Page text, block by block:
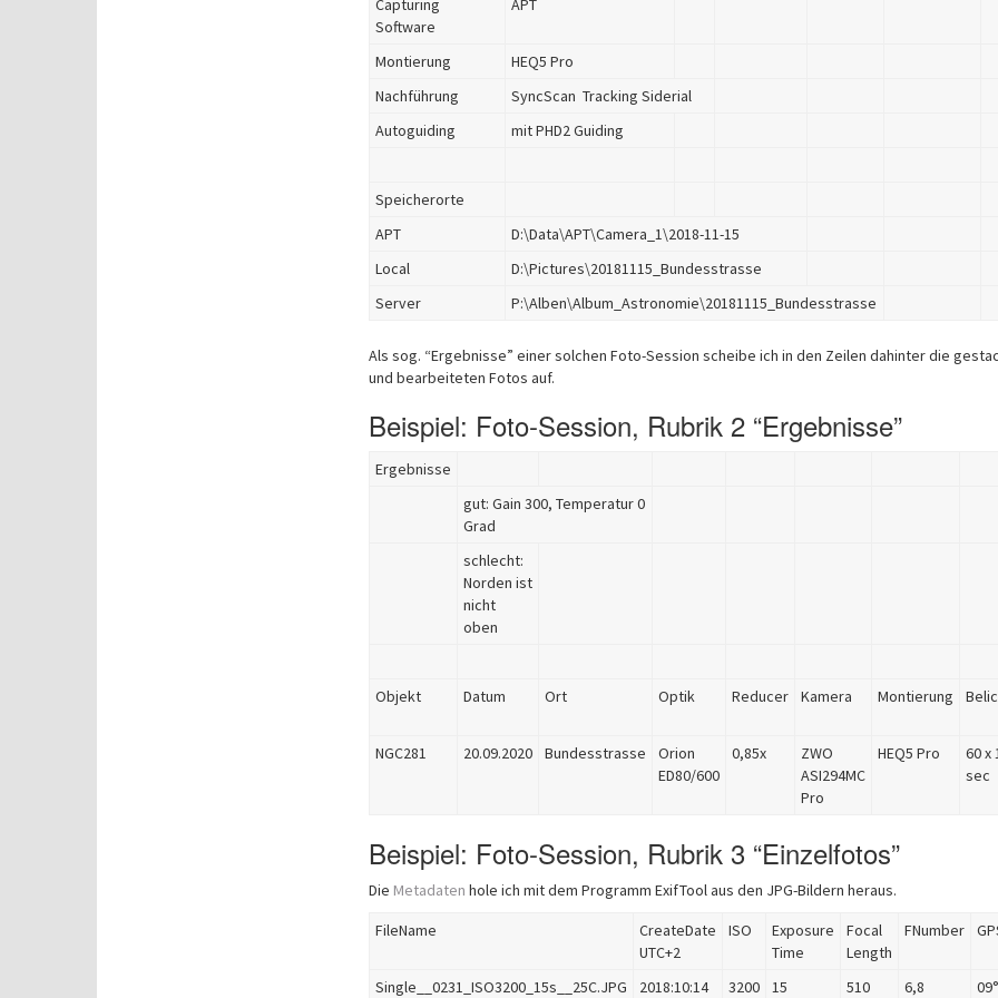
Capturing
Software
APT
Montierung
HEQ5 Pro
Nachführung
SyncScan Tracking Siderial
Autoguiding
mit PHD2 Guiding
Speicherorte
APT
D:\Data\APT\Camera_1\2018-11-15
Local
D:\Pictures\20181115_Bundesstrasse
Server
P:\Alben\Album_Astronomie\20181115_Bundesstrasse
Als sog. “Ergebnisse” einer solchen Foto-Session scheibe ich in den Zeilen dahinter die
und bearbeiteten Fotos auf.
Beispiel: Foto-Session, Rubrik 2 “Ergebnisse”
Ergebnisse
gut: Gain 300, Temperatur 0
Grad
schlecht:
Norden ist
nicht
oben
Objekt Datum Ort Optik Reducer Kamera Montierung
NGC281 20.09.2020 Bundesstrasse
Orion
ED80/600
0,85x
ZWO
ASI294MC
Pro
HEQ5 Pro
60 x
sec
Beispiel: Foto-Session, Rubrik 3 “Einzelfotos”
Die Metadaten hole ich mit dem Programm ExifTool aus den JPG-Bildern heraus.
FileName
CreateDate
UTC+2
ISO
Exposure
Time
Focal
Length
FNumber
Single__0231_ISO3200_15s__25C.JPG
2018:10:14 3200 15 510 6,8